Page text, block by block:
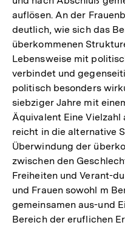
auflösen. An der
deutlich, wie sich das
überkommenen
Lebensweise mit
verbindet und
politisch besonders
siebziger Jahre mit
Äquivalent Eine
reicht in die alternative
Überwindung der
zwischen den
Freiheiten und Verant-
und Frauen sowohl m
gemeinsamen aus-und
Bereich der eruflichen